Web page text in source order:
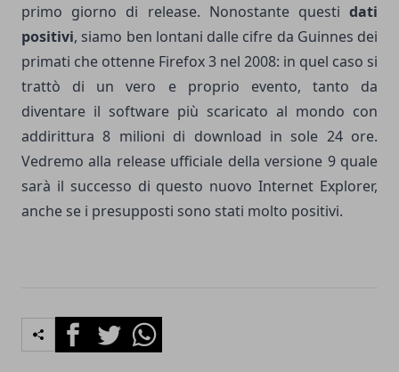
primo giorno di release. Nonostante questi dati
positivi, siamo ben lontani dalle cifre da Guinnes dei
primati che ottenne Firefox 3 nel 2008: in quel caso si
trattò di un vero e proprio evento, tanto da
diventare il software più scaricato al mondo con
addirittura 8 milioni di download in sole 24 ore.
Vedremo alla release ufficiale della versione 9 quale
sarà il successo di questo nuovo Internet Explorer,
anche se i presupposti sono stati molto positivi.
FacebookTwitterWhatsapp